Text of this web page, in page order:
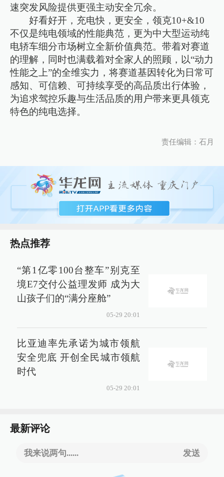
速突发风险提供更强主动安全冗余。
好看好开，充电快，更安全，领克10+&10
不仅是纯电领域的性能典范，更为中大型运动纯
电轿车细分市场树立全新价值典范。带着对赛道
的理解，同时也满载着对全家人的照顾，以“动力
性能之上”的全维实力，将赛道基因转化为日常可
感知、可信赖、可持续享受的高品质出行体验，
为追求驾控乐趣与生活品质的用户带来更具领克
特色的纯电选择。
责任编辑：石月
热点推荐
“第1亿零100台整车”别克至
境E7交付公益理发师 成为大
山孩子们的“满分座舱”
05-29 20:01
比亚迪率先承诺为城市领航
安全兜底 开创全民城市领航
时代
05-29 20:01
最新评论
我来说两句...... 发送